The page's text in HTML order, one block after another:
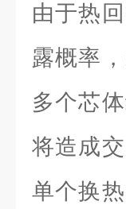
由于热
露概率
多个芯
将造成
单个换